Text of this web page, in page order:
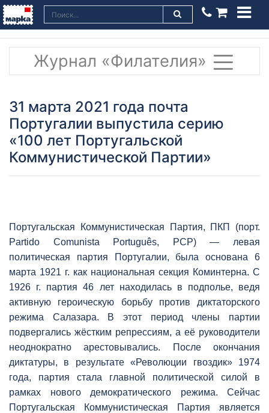
Журнал «Филателия»
31 марта 2021 года почта
Португалии выпустила серию
«100 лет Португальской
Коммунистической Партии»
Португальская Коммунистическая Партия, ПКП (порт.
Partido Comunista Português, РСР) — левая
политическая партия Португалии, была основана 6
марта 1921 г. как национальная секция Коминтерна. С
1926 г. партия 46 лет находилась в подполье, ведя
активную героическую борьбу против диктаторского
режима Салазара. В этот период члены партии
подвергались жёстким репрессиям, а её руководители
неоднократно арестовывались. После окончания
диктатуры, в результате «Революции гвоздик» 1974
года, партия стала главной политической силой в
рамках нового демократического режима. Сейчас
Португальская Коммунистическая Партия является